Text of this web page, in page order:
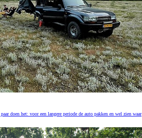
doen het: voor een langere periode de auto pakken en wel zien waar